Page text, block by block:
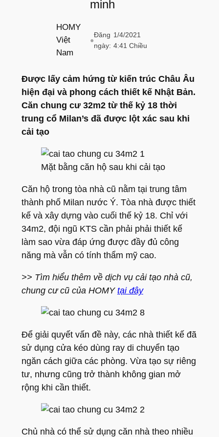
minh
HOMY
Việt
Nam
●
Đăng
ngày:
1/4/2021
4:41 Chiều
Được lấy cảm hứng từ kiến trúc Châu Âu
hiện đại và phong cách thiết kế Nhật Bản.
Căn chung cư 32m2 từ thế kỷ 18 thời
trung cổ Milan’s đã được lột xác sau khi
cải tạo
Mặt bằng căn hộ sau khi cải tạo
Căn hộ trong tòa nhà cũ nằm tại trung tâm
thành phố Milan nước Ý. Tòa nhà được thiết
kế và xây dựng vào cuối thế kỷ 18. Chỉ với
34m2, đội ngũ KTS cần phải phải thiết kế
làm sao vừa đáp ứng được đầy đủ công
năng mà vẫn có tính thẩm mỹ cao.
>> Tìm hiểu thêm về dịch vụ cải tạo nhà cũ,
chung cư cũ của HOMY tại đây
Để giải quyết vấn đề này, các nhà thiết kế đã
sử dụng cửa kéo dùng ray di chuyển tạo
ngăn cách giữa các phòng. Vừa tạo sự riêng
tư, nhưng cũng trở thành không gian mở
rộng khi cần thiết.
Chủ nhà có thể sử dụng căn nhà theo nhiều